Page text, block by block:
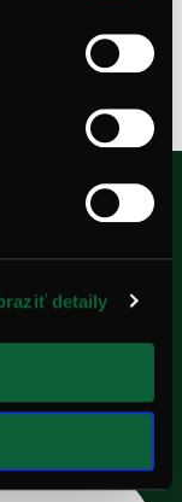
detaily